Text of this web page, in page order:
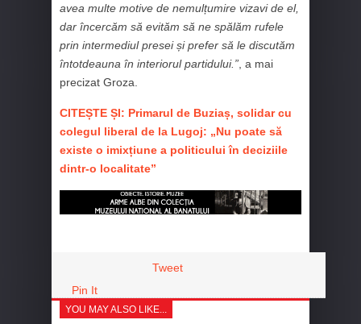
avea multe motive de nemulțumire vizavi de el,
dar încercăm să evităm să ne spălăm rufele
prin intermediul presei și prefer să le discutăm
întotdeauna în interiorul partidului.” , a mai
precizat Groza.
CITEȘTE ȘI: Primarul de Buziaș, solidar cu
colegul liberal de la Lugoj: „Nu poate să
existe o imixțiune a politicului în deciziile
dintr-o localitate”
Tweet
Pin It
YOU MAY ALSO LIKE...